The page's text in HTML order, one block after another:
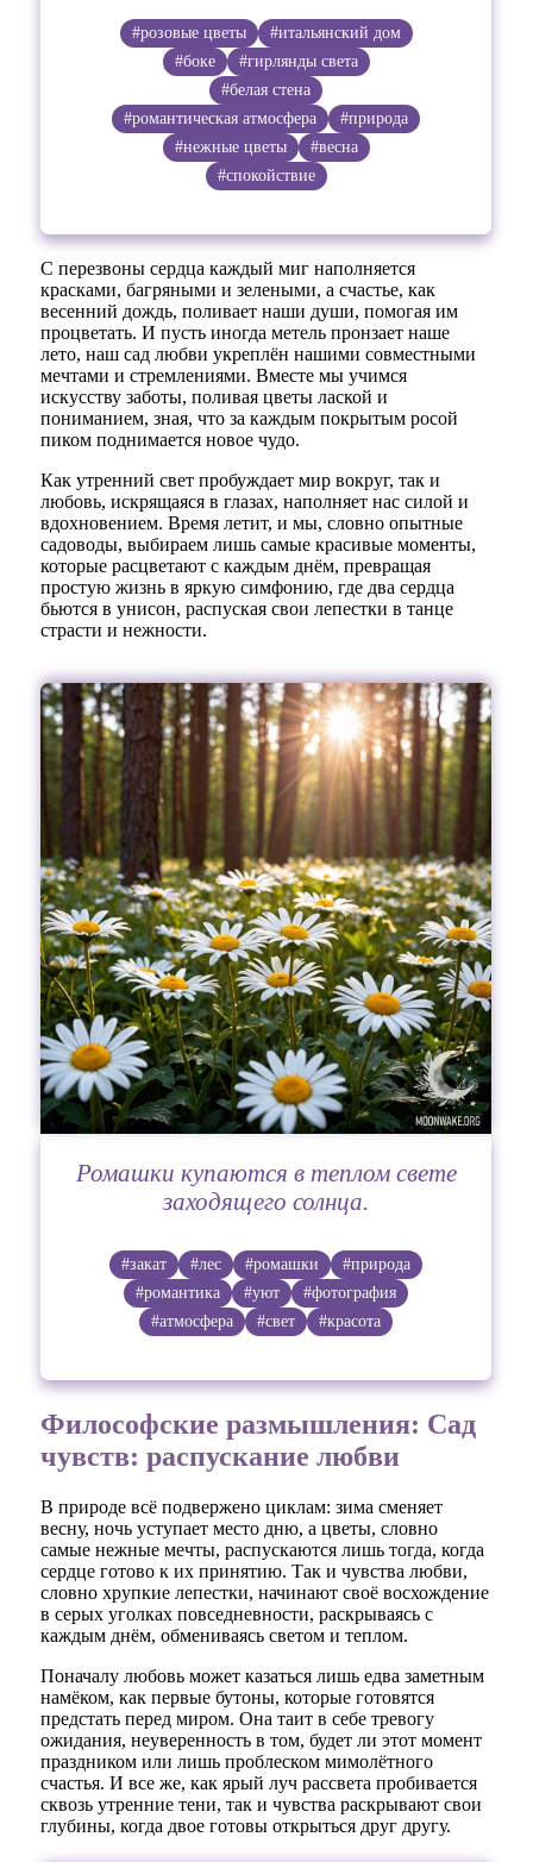
#розовые цветы
#итальянский дом
#боке
#гирлянды света
#белая стена
#романтическая атмосфера
#природа
#нежные цветы
#весна
#спокойствие
С перезвоны сердца каждый миг наполняется
красками, багряными и зелеными, а счастье, как
весенний дождь, поливает наши души, помогая им
процветать. И пусть иногда метель пронзает наше
лето, наш сад любви укреплён нашими совместными
мечтами и стремлениями. Вместе мы учимся
искусству заботы, поливая цветы лаской и
пониманием, зная, что за каждым покрытым росой
пиком поднимается новое чудо.
Как утренний свет пробуждает мир вокруг, так и
любовь, искрящаяся в глазах, наполняет нас силой и
вдохновением. Время летит, и мы, словно опытные
садоводы, выбираем лишь самые красивые моменты,
которые расцветают с каждым днём, превращая
простую жизнь в яркую симфонию, где два сердца
бьются в унисон, распуская свои лепестки в танце
страсти и нежности.
Ромашки купаются в теплом свете
заходящего солнца.
#закат #лес #ромашки
#природа
#романтика
#уют
#фотография
#атмосфера
#свет #красота
Философские размышления: Сад
чувств: распускание любви
В природе всё подвержено циклам: зима сменяет
весну, ночь уступает место дню, а цветы, словно
самые нежные мечты, распускаются лишь тогда, когда
сердце готово к их принятию. Так и чувства любви,
словно хрупкие лепестки, начинают своё восхождение
в серых уголках повседневности, раскрываясь с
каждым днём, обмениваясь светом и теплом.
Поначалу любовь может казаться лишь едва заметным
намёком, как первые бутоны, которые готовятся
предстать перед миром. Она таит в себе тревогу
ожидания, неуверенность в том, будет ли этот момент
праздником или лишь проблеском мимолётного
счастья. И все же, как ярый луч рассвета пробивается
сквозь утренние тени, так и чувства раскрывают свои
глубины, когда двое готовы открыться друг другу.